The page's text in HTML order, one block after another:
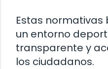
Estas
un entorno
transparente y
los ciudadanos.